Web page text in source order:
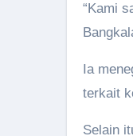
“Kami
Ia
terkait
Selain